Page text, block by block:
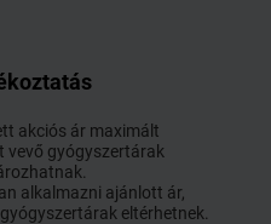
akciós ár maximált
vevő gyógyszertárak
alkalmazni ajánlott ár,
eltérhetnek.